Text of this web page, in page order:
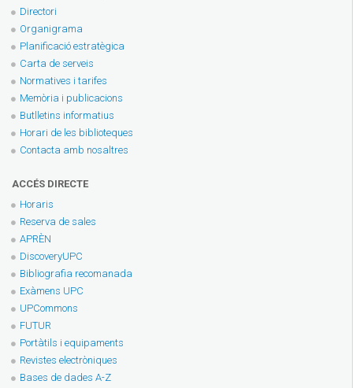
Directori
Organigrama
Planificació estratègica
Carta de serveis
Normatives i tarifes
Memòria i publicacions
Butlletins informatius
Horari de les biblioteques
Contacta amb nosaltres
ACCÉS DIRECTE
Horaris
Reserva de sales
APRÈN
DiscoveryUPC
Bibliografia recomanada
Exàmens UPC
UPCommons
FUTUR
Portàtils i equipaments
Revistes electròniques
Bases de dades A-Z